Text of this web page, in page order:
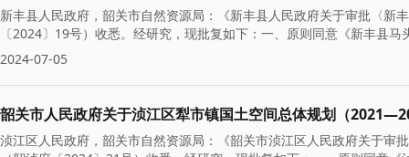
新丰县人民政府，韶关市自然资源局：《新丰县人民政府关于审批〈
〔2024〕19号）收悉。经研究，现批复如下：一、原则同意《新丰县
2024-07-05
韶关市人民政府关于浈江区犁市镇国土空间总体规划（
浈江区人民政府，韶关市自然资源局：《韶关市浈江区人民政府关于